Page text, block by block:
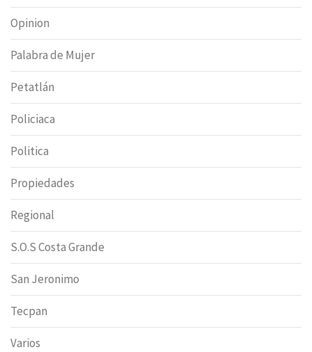
Opinion
Palabra de Mujer
Petatlán
Policiaca
Politica
Propiedades
Regional
S.O.S Costa Grande
San Jeronimo
Tecpan
Varios